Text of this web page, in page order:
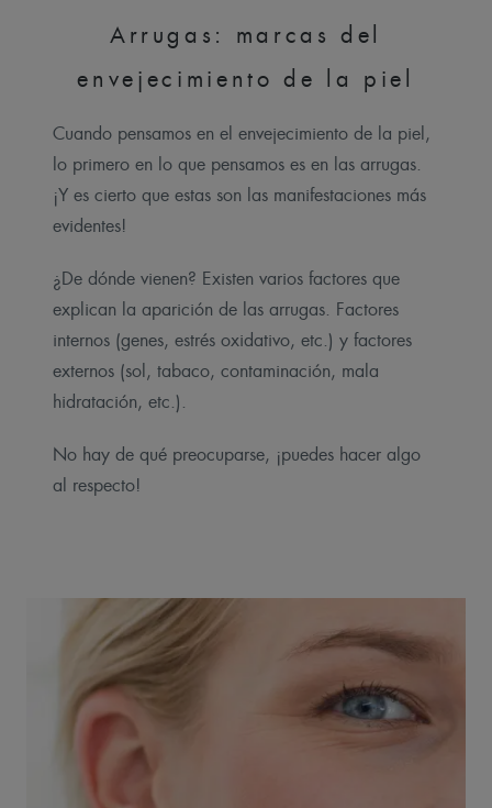
Arrugas: marcas del
envejecimiento de la piel
Cuando pensamos en el envejecimiento de la piel,
lo primero en lo que pensamos es en las arrugas.
¡Y es cierto que estas son las manifestaciones más
evidentes!
¿De dónde vienen? Existen varios factores que
explican la aparición de las arrugas. Factores
internos (genes, estrés oxidativo, etc.) y factores
externos (sol, tabaco, contaminación, mala
hidratación, etc.).
No hay de qué preocuparse, ¡puedes hacer algo
al respecto!